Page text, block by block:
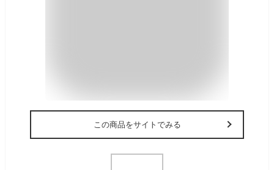
この商品をサイトでみる